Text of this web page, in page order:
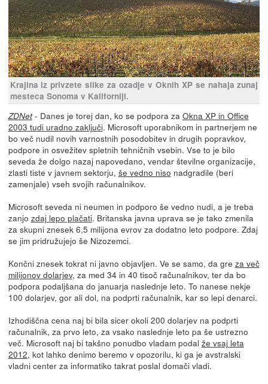
Krajina iz privzete slike za ozadje v Oknih XP se nahaja zunaj
mesteca Sonoma v Kaliforniji.
ZDNet- Danes je torej dan, ko se podpora za Okna XP in Office
2003 tudi uradno zaključi. Microsoft uporabnikom in partnerjem ne
bo več nudil novih varnostnih posodobitev in drugih popravkov,
podpore in osvežitev spletnih tehničnih vsebin. Vse to je bilo
seveda že dolgo nazaj napovedano, vendar številne organizacije,
zlasti tiste v javnem sektorju, še vedno niso nadgradile (beri
zamenjale) vseh svojih računalnikov.
Microsoft seveda ni neumen in podporo še vedno nudi, a je treba
zanjo zdaj lepo plačati. Britanska javna uprava se je tako zmenila
za skupni znesek 6,5 milijona evrov za dodatno leto podpore. Zdaj
se jim pridružujejo še Nizozemci.
Končni znesek tokrat ni javno objavljen. Ve se samo, da gre za več
milijonov dolarjev, za med 34 in 40 tisoč računalnikov, ter da bo
podpora podaljšana do januarja naslednje leto. To nanese nekje
100 dolarjev, gor ali dol, na podprti računalnik, kar so lepi denarci.
Izhodiščna cena naj bi bila sicer okoli 200 dolarjev na podprti
računalnik, za prvo leto, za vsako naslednje leto pa še ustrezno
več. Microsoft naj bi takšno ponudbo vladam podal že vsaj leta
2012, kot lahko denimo beremo v opozorilu, ki ga je avstralski
vladni center za informatiko takrat poslal domači vladi.